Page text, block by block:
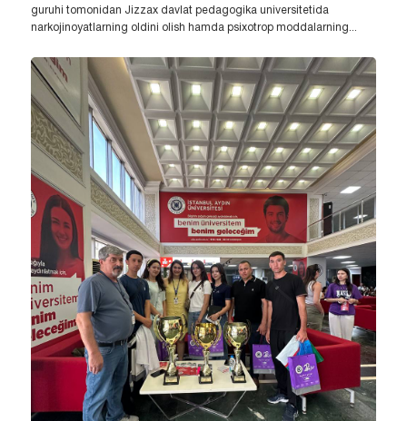
guruhi tomonidan Jizzax davlat pedagogika universitetida
narkojinoyatlarning oldini olish hamda psixotrop moddalarning...